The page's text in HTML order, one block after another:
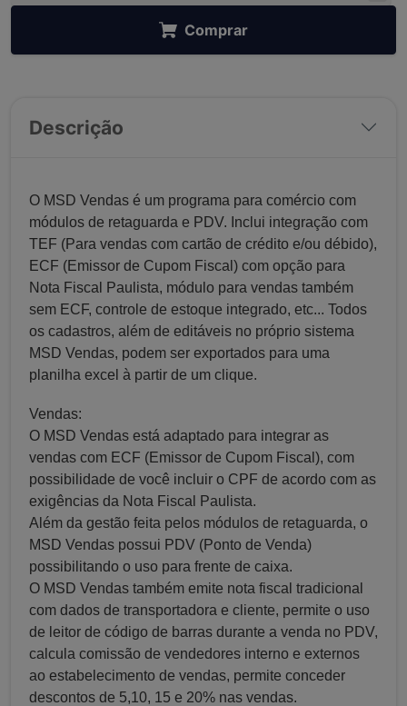
Comprar
Descrição
O MSD Vendas é um programa para comércio com
módulos de retaguarda e PDV. Inclui integração com
TEF (Para vendas com cartão de crédito e/ou débido),
ECF (Emissor de Cupom Fiscal) com opção para
Nota Fiscal Paulista, módulo para vendas também
sem ECF, controle de estoque integrado, etc... Todos
os cadastros, além de editáveis no próprio sistema
MSD Vendas, podem ser exportados para uma
planilha excel à partir de um clique.
Vendas:
O MSD Vendas está adaptado para integrar as
vendas com ECF (Emissor de Cupom Fiscal), com
possibilidade de você incluir o CPF de acordo com as
exigências da Nota Fiscal Paulista.
Além da gestão feita pelos módulos de retaguarda, o
MSD Vendas possui PDV (Ponto de Venda)
possibilitando o uso para frente de caixa.
O MSD Vendas também emite nota fiscal tradicional
com dados de transportadora e cliente, permite o uso
de leitor de código de barras durante a venda no PDV,
calcula comissão de vendedores interno e externos
ao estabelecimento de vendas, permite conceder
descontos de 5,10, 15 e 20% nas vendas.